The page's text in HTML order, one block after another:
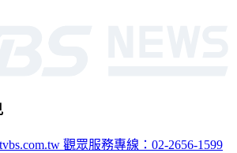
觀眾服務專線：02-2656-1599